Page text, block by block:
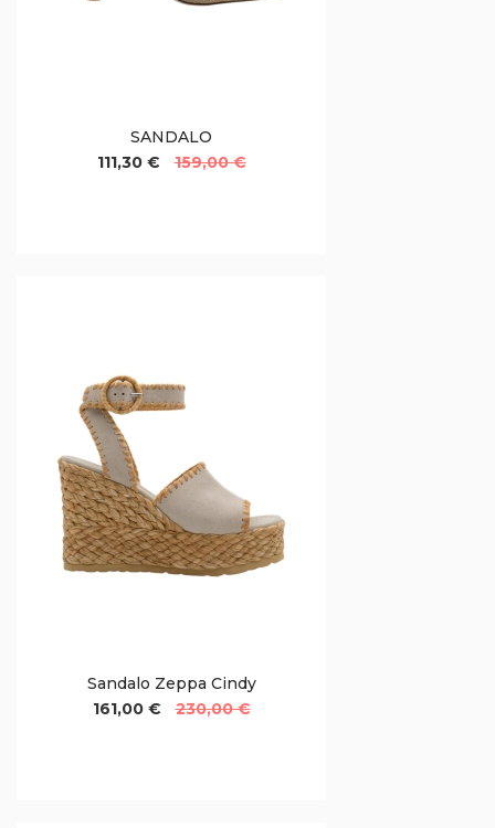
SANDALO
111,30 €
159,00 €
Sandalo Zeppa Cindy
161,00 €
230,00 €